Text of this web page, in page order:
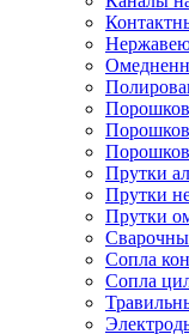
Прутки
Прутки
Прутки
Сопла
Сопла